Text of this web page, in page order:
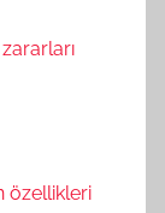
özellikleri